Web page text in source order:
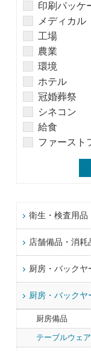
印刷パッケ
メディカル
工場
農業
環境
ホテル
冠婚葬祭
シネコン
給食
ファースト
衛生・検査用品
店舗備品・消耗
厨房・バックヤ
厨房・バックヤ
厨房備品
テーブルウェ